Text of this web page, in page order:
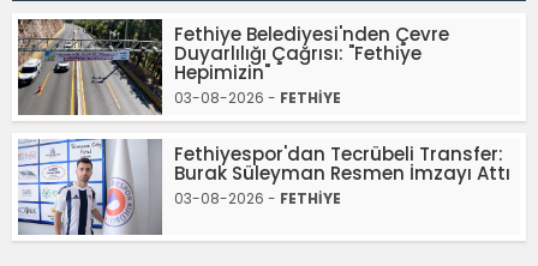
Fethiye Belediyesi'nden Çevre
Duyarlılığı Çağrısı: "Fethiye
Hepimizin"
03-08-2026 - FETHİYE
Fethiyespor'dan Tecrübeli Transfer:
Burak Süleyman Resmen İmzayı Attı
03-08-2026 - FETHİYE